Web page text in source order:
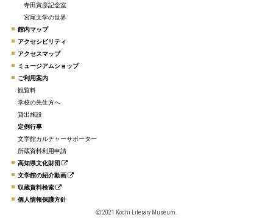
寺田寅彦記念室
宮尾文学の世界
館内マップ
アクセシビリティ
アクセスマップ
ミュージアムショップ
ご利用案内
観覧料
学校の先生方へ
貸出施設
定例行事
文学館カルチャーサポーター
所蔵資料利用申請
高知県文化財団
文学館の紹介動画
収蔵資料検索
個人情報保護方針
2021 Kochi Literary Museum.